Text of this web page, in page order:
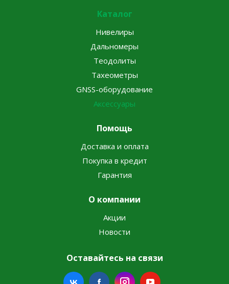
Каталог
Нивелиры
Дальномеры
Теодолиты
Тахеометры
GNSS-оборудование
Аксессуары
Помощь
Доставка и оплата
Покупка в кредит
Гарантия
О компании
Акции
Новости
Оставайтесь на связи